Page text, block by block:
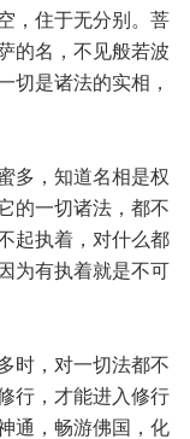
，住于无分别。菩
的名，不见般若波
切是诸法的实相，
，知道名相是权
的一切诸法，都不
起执着，对什么都
为有执着就是不可
，对一切法都不
行，才能进入修行
通，畅游佛国，化